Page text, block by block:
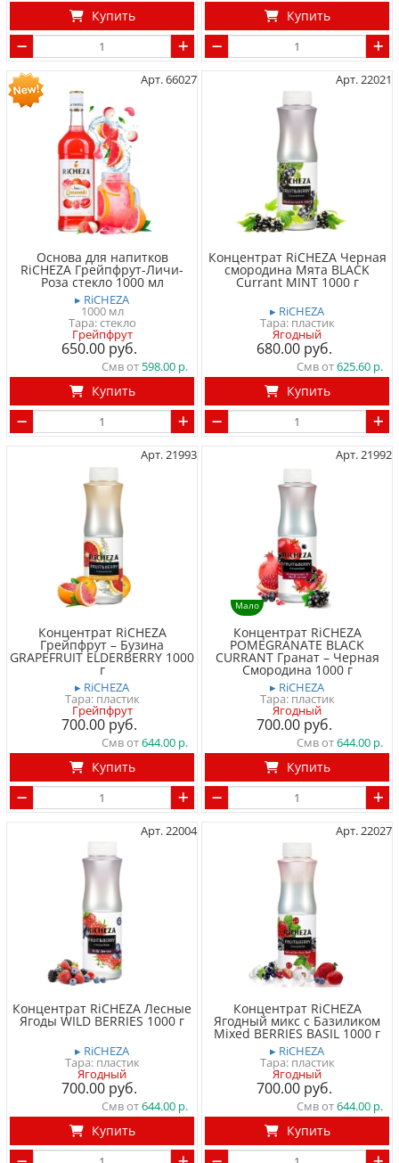
Купить Купить
Арт. 66027
Основа для напитков
RiCHEZA Грейпфрут-Личи-
Роза стекло 1000 мл
▸ RiCHEZA
1000 мл
Тара: стекло
Грейпфрут
650.00
Смв от 598.00
Купить
Арт. 22021
Концентрат RiCHEZA Черная
cмородина Мята BLACK
Currant MINT 1000 г
▸ RiCHEZA
Тара: пластик
Ягодный
680.00
Смв от625.60
Купить
Арт. 21993
Концентрат RiCHEZA
Грейпфрут – Бузина
GRAPEFRUIT ELDERBERRY 1000
г
▸ RiCHEZA
Тара: пластик
Грейпфрут
700.00
Смв от644.00
Купить
Арт. 21992
Мало
Концентрат RiCHEZA
POMEGRANATE BLACK
CURRANT Гранат – Черная
Смородина 1000 г
▸ RiCHEZA
Тара: пластик
Ягодный
700.00
Смв от644.00
Купить
Арт. 22004
Концентрат RiCHEZA Лесные
Ягоды WILD BERRIES 1000 г
▸ RiCHEZA
Тара: пластик
Ягодный
700.00
Смв от644.00
Купить
Арт. 22027
Концентрат RiCHEZA
Ягодный микс с Базиликом
Mixed BERRIES BASIL 1000 г
▸ RiCHEZA
Тара: пластик
Ягодный
700.00
Смв от644.00
Купить